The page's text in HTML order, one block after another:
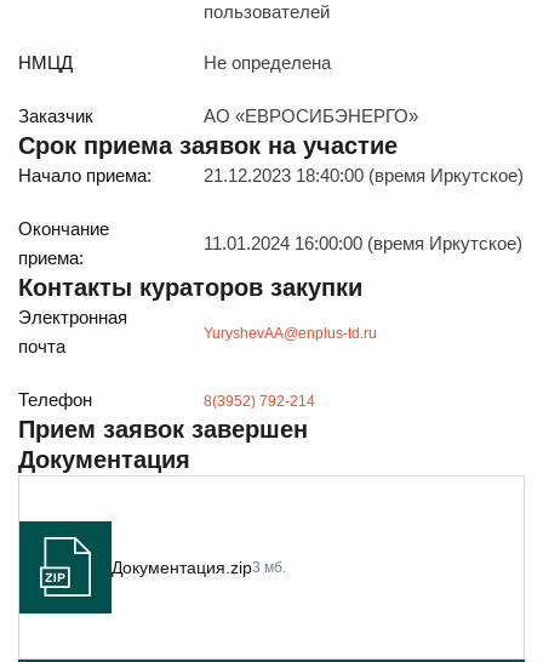
ул. Рабочая, 22
тел.: + 7 (3952) 792-193
Режим работы (UTC+8)
с 8:00 до 17:15
Перерыв на обед с 12 до 13 часов
И бесплатно получайте ценную информацию
пользователей
НМЦД Не определена
Заказчик АО «ЕВРОСИБЭНЕРГО»
Срок приема заявок на участие
Начало приема: 21.12.2023 18:40:00 (время Иркутское)
Окончание
приема:
11.01.2024 16:00:00 (время Иркутское)
Контакты кураторов закупки
Электронная
почта
YuryshevAA@enplus-td.ru
Телефон 8(3952) 792-214
Прием заявок завершен
Документация
Документация.zip3 мб.